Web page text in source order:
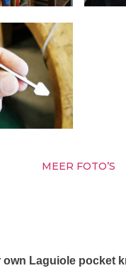
MEER FOTO’S
own Laguiole pocket